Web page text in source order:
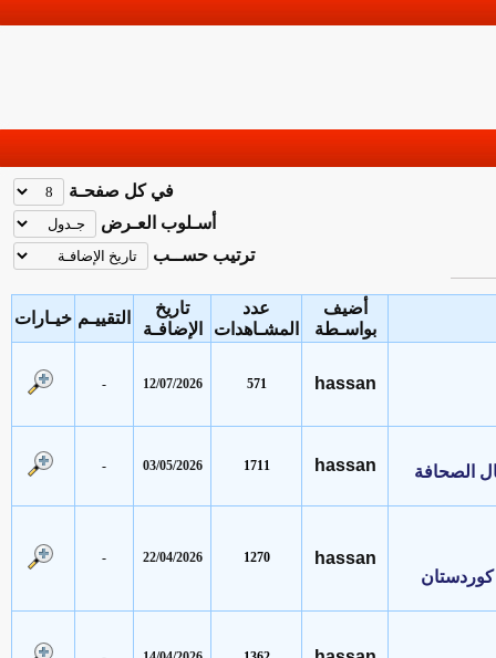
في كل صفحـة
أسـلوب العـرض
ترتيب حســب
أضيف
بواسـطة
عدد
المشـاهدات
تاريخ
الإضافـة
التقييـم خيـارات
hassan
12/07/2026
hassan
1711
03/05/2026
hassan
1270
22/04/2026